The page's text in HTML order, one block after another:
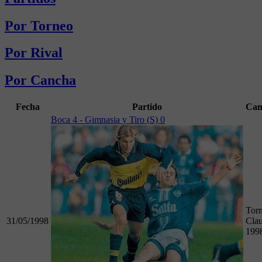
Por Torneo
Por Rival
Por Cancha
Fecha Partido
31/05/1998
Boca 4 - Gimnasia y Tiro (S) 0